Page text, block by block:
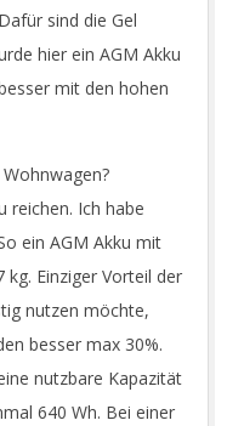
sind die Gel
hier ein AGM Akku
mit den hohen
reichen. Ich habe
ein AGM Akku mit
Einziger Vorteil der
nutzen möchte,
besser max 30%.
nutzbare Kapazität
640 Wh. Bei einer